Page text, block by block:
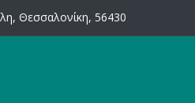
Θεσσαλονίκη, 56430